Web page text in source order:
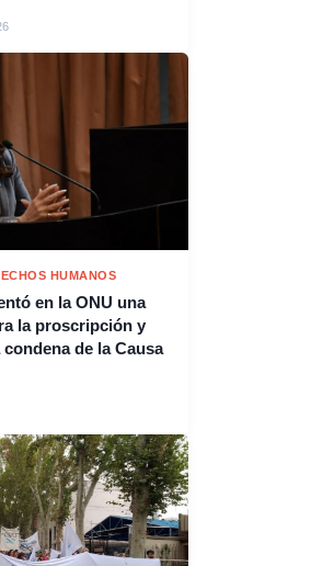
HUMANOS
en la ONU una
la proscripción y
de la Causa